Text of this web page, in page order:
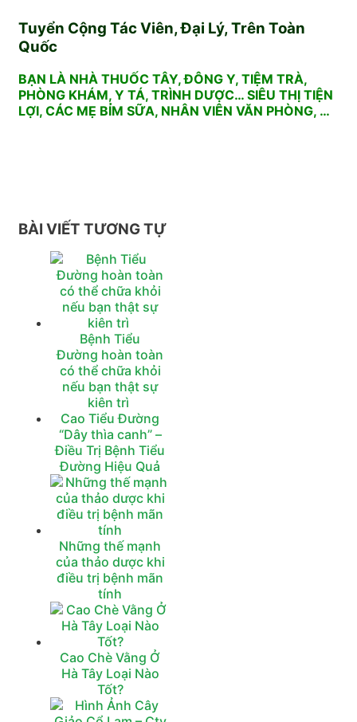
Tuyển Cộng Tác Viên, Đại Lý, Trên Toàn
Quốc
BẠN LÀ NHÀ THUỐC TÂY, ĐÔNG Y, TIỆM TRÀ,
PHÒNG KHÁM, Y TÁ, TRÌNH DƯỢC… SIÊU THỊ TIỆN
LỢI, CÁC MẸ BỈM SỮA, NHÂN VIÊN VĂN PHÒNG, …
BÀI VIẾT TƯƠNG TỰ
Bệnh Tiểu
Đường hoàn toàn
có thể chữa khỏi
nếu bạn thật sự
kiên trì
Cao Tiểu Đường
“Dây thìa canh” –
Điều Trị Bệnh Tiểu
Đường Hiệu Quả
Những thế mạnh
của thảo dược khi
điều trị bệnh mãn
tính
Cao Chè Vằng Ở
Hà Tây Loại Nào
Tốt?